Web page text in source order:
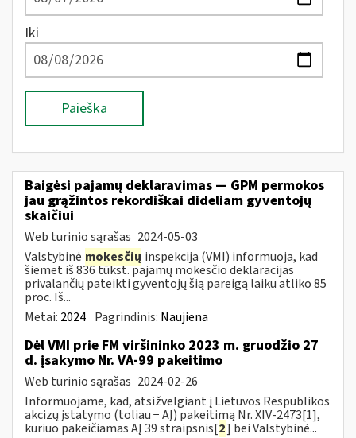
Iki
Paieška
Baigėsi pajamų deklaravimas — GPM permokos
jau grąžintos rekordiškai dideliam gyventojų
skaičiui
Web turinio sąrašas 2024-05-03
Valstybinė mokesčių inspekcija (VMI) informuoja, kad
šiemet iš 836 tūkst. pajamų mokesčio deklaracijas
privalančių pateikti gyventojų šią pareigą laiku atliko 85
proc. Iš...
Metai: 2024 Pagrindinis: Naujiena
Dėl VMI prie FM viršininko 2023 m. gruodžio 27
d. įsakymo Nr. VA-99 pakeitimo
Web turinio sąrašas 2024-02-26
Informuojame, kad, atsižvelgiant į Lietuvos Respublikos
akcizų įstatymo (toliau − AĮ) pakeitimą Nr. XIV-2473[1],
kuriuo pakeičiamas AĮ 39 straipsnis[2] bei Valstybinė...